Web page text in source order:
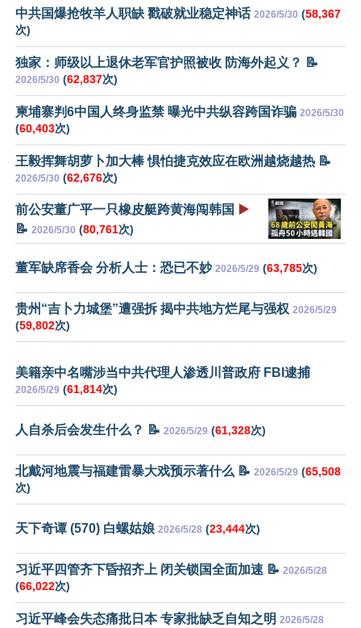
中共国爆抢牧羊人职缺 戳破就业稳定神话 2026/5/30 (58,367
次)
独家：师级以上退休老军官护照被收 防海外起义？ 📝
2026/5/30 (62,837次)
柬埔寨判6中国人终身监禁 曝光中共纵容跨国诈骗 2026/5/30
(60,403次)
王毅挥舞胡萝卜加大棒 惧怕捷克效应在欧洲越烧越热 📝
2026/5/30 (62,676次)
前公安董广平一只橡皮艇跨黄海闯韩国 ▶️
📝 2026/5/30 (80,761次)
董军缺席香会 分析人士：恐已不妙 2026/5/29 (63,785次)
贵州“吉卜力城堡”遭强拆 揭中共地方烂尾与强权 2026/5/29
(59,802次)
美籍亲中名嘴涉当中共代理人渗透川普政府 FBI逮捕
2026/5/29 (61,814次)
人自杀后会发生什么？ 📝 2026/5/29 (61,328次)
北戴河地震与福建雷暴大戏预示著什么 📝 2026/5/29 (65,508
次)
天下奇谭 (570) 白螺姑娘 2026/5/28 (23,444次)
习近平四管齐下昏招齐上 闭关锁国全面加速 📝 2026/5/28
(66,022次)
习近平峰会失态痛批日本 专家批缺乏自知之明 2026/5/28